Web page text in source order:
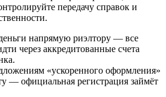
передачу справок и
напрямую риэлтору — все
через аккредитованные счета
«ускоренного оформления»
— официальная регистрация займёт